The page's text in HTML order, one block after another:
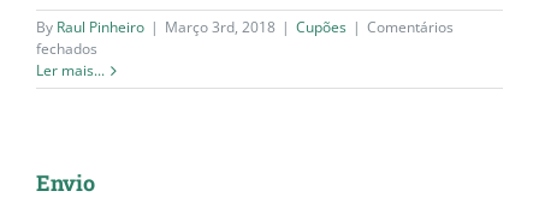
By Raul Pinheiro | Março 3rd, 2018 | Cupões | Comentários
fechados
Cupões
Ler mais...
Envio